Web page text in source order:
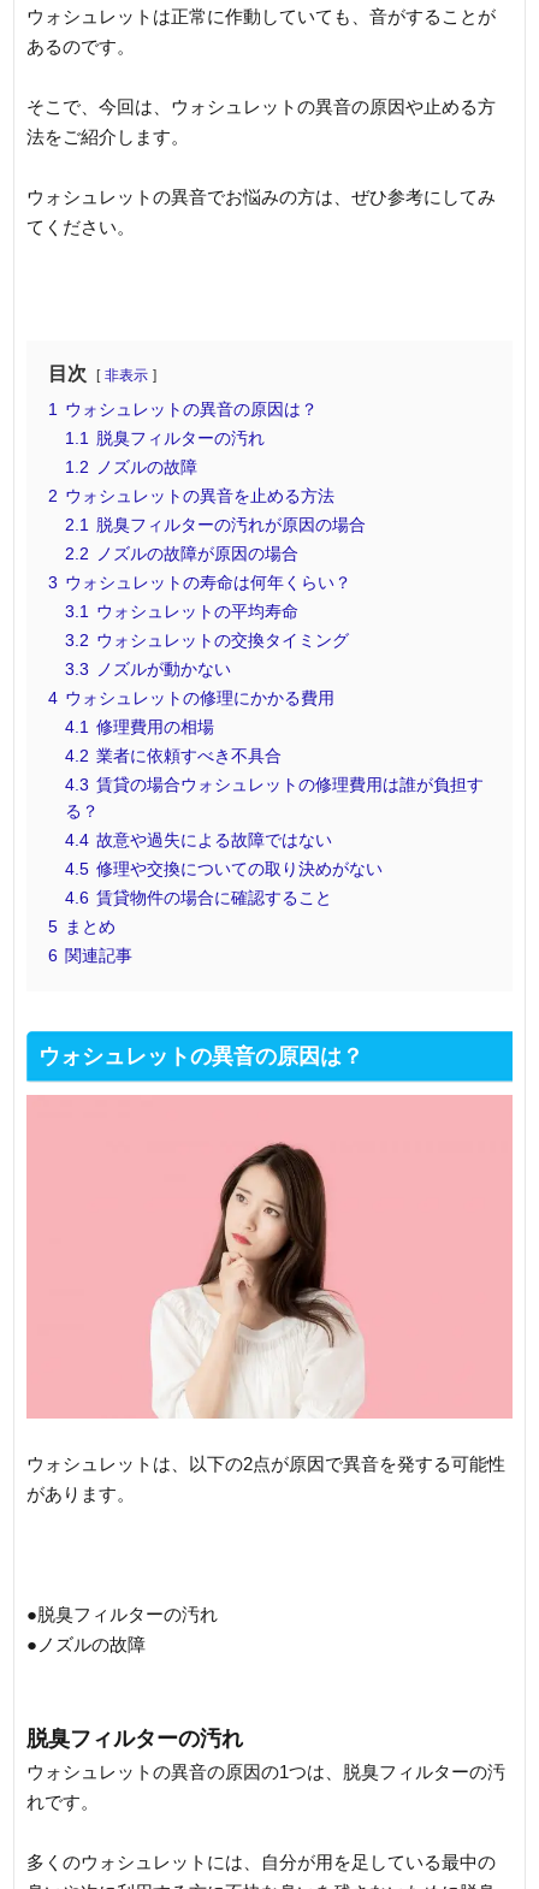
ウォシュレットは正常に作動していても、音がすることが
あるのです。
そこで、今回は、ウォシュレットの異音の原因や止める方
法をご紹介します。
ウォシュレットの異音でお悩みの方は、ぜひ参考にしてみ
てください。
目次 非表示
1 ウォシュレットの異音の原因は？
1.1 脱臭フィルターの汚れ
1.2
ノズルの故障
2 ウォシュレットの異音を止める方法
2.1 脱臭フィルターの汚れが原因の場合
2.2
ノズルの故障が原因の場合
3 ウォシュレットの寿命は何年くらい？
3.1 ウォシュレットの平均寿命
3.2 ウォシュレットの交換タイミング
3.3
ノズルが動かない
4 ウォシュレットの修理にかかる費用
4.1 修理費用の相場
4.2 業者に依頼すべき不具合
4.3 賃貸の場合ウォシュレットの修理費用は誰が負担す
る？
4.4 故意や過失による故障ではない
4.5 修理や交換についての取り決めがない
4.6 賃貸物件の場合に確認すること
5 まとめ
6 関連記事
ウォシュレットの異音の原因は？
ウォシュレットは、以下の2点が原因で異音を発する可能性
があります。
●脱臭フィルターの汚れ
●ノズルの故障
脱臭フィルターの汚れ
ウォシュレットの異音の原因の1つは、脱臭フィルターの汚
れです。
多くのウォシュレットには、自分が用を足している最中の